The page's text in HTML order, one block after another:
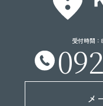
受付時間：
メ